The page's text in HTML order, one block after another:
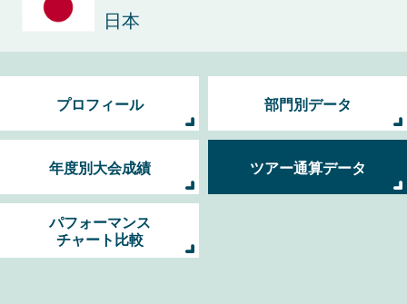
日本
プロフィール 部門別データ
年度別大会成績 ツアー通算データ
パフォーマンス
チャート比較